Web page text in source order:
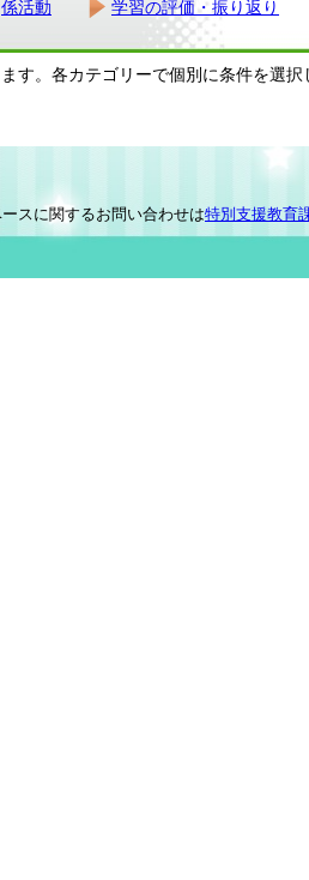
係活動 学習の評価・振り返り
す。各カテゴリーで個別に条件を選択
スに関するお問い合わせは特別支援教育